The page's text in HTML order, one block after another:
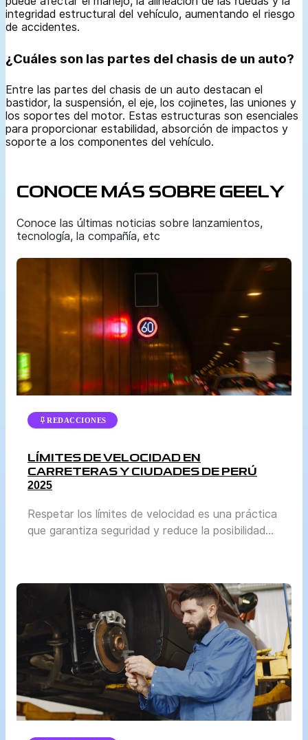
integridad estructural del vehículo, aumentando el riesgo
de accidentes.
¿Cuáles son las partes del chasis de un auto?
Entre las partes del chasis de un auto destacan el
bastidor, la suspensión, el eje, los cojinetes, las uniones y
los soportes del motor. Estas estructuras son esenciales
para proporcionar estabilidad, absorción de impactos y
soporte a los componentes del vehículo.
CONOCE MÁS SOBRE GEELY
Conoce las últimas noticias sobre lanzamientos,
tecnología, la compañía, etc
REDACCIONES
LÍMITES DE VELOCIDAD EN
CARRETERAS Y CIUDADES DE PERÚ
2025
Respetar los límites de velocidad es una práctica
que garantiza seguridad y reduce la posibilidad
parque automotor y a las condiciones reales de
tránsito en cada región. El Ministerio de
Transportes y Comunicaciones (MTC) y la
Superintendencia de Transporte Terrestre de […]